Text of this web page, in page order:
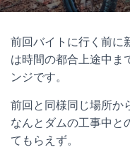
前回バイトに行く前に
は時間の都合上途中ま
ンジです。
前回と同様同じ場所か
なんとダムの工事中と
てもらえず。